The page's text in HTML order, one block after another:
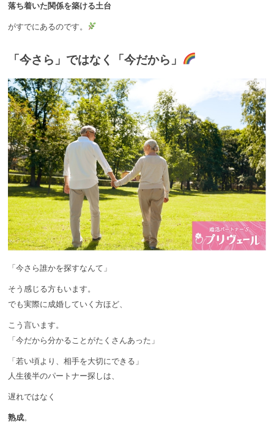
落ち着いた関係を築ける土台
がすでにあるのです。
「今さら」ではなく「今だから」
「今さら誰かを探すなんて」
そう感じる方もいます。
でも実際に成婚していく方ほど、
こう言います。
「今だから分かることがたくさんあった」
「若い頃より、相手を大切にできる」
人生後半のパートナー探しは、
遅れではなく
熟成。